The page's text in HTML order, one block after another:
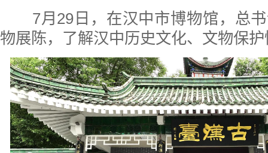
7月29日，在汉中市博物馆，总书
物展陈，了解汉中历史文化、文物保